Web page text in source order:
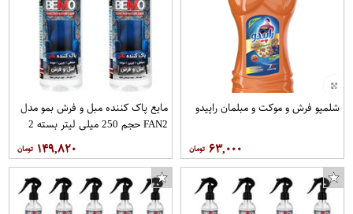
شلمپو فرش و موکت و مبلمان راپیدو
۶۳,۰۰۰
مایع پاک کننده مبل و فرش بمو مدل
FAN2 حجم 250 میلی لیتر بسته 2
۱۴۹,۸۲۰